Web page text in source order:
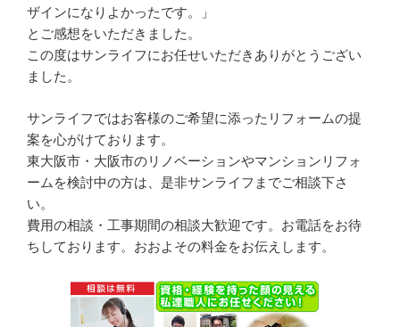
ザインになりよかったです。」
とご感想をいただきました。
この度はサンライフにお任せいただきありがとうござい
ました。
サンライフではお客様のご希望に添ったリフォームの提
案を心がけております。
東大阪市・大阪市のリノベーションやマンションリフォ
ームを検討中の方は、是非サンライフまでご相談下さ
い。
費用の相談・工事期間の相談大歓迎です。お電話をお待
ちしております。おおよその料金をお伝えします。